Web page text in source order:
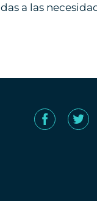
a las